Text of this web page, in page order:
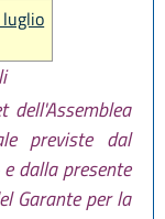
previste dal
e dalla presente
Garante per la